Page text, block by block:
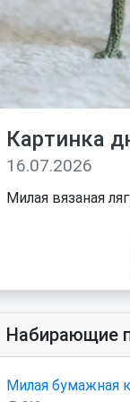
Картинка
16.07.2026
Милая вязаная
Набирающие
Милая бумажная